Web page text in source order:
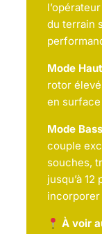
du terrain
Mode
rotor
en
Mode
couple
souches,
jusqu’à
incorporer
À voir